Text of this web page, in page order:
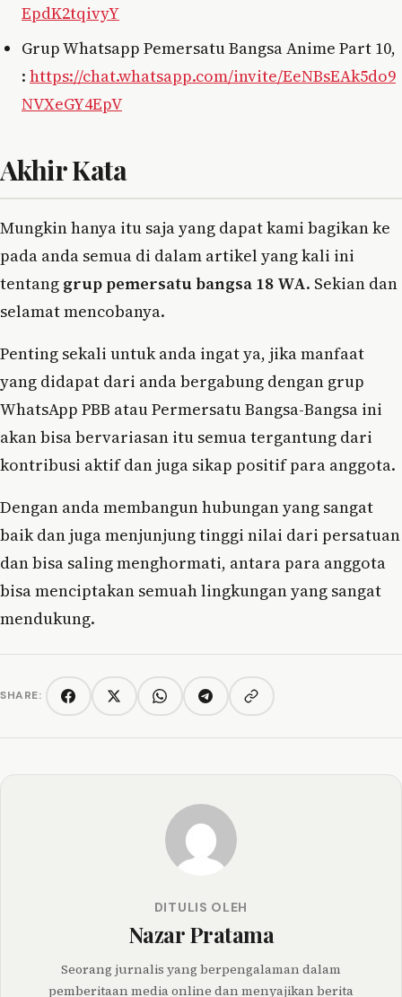
EpdK2tqivyY
Grup Whatsapp Pemersatu Bangsa Anime Part 10,
: https://chat.whatsapp.com/invite/EeNBsEAk5do9
NVXeGY4EpV
Akhir Kata
Mungkin hanya itu saja yang dapat kami bagikan ke
pada anda semua di dalam artikel yang kali ini
tentang grup pemersatu bangsa 18 WA. Sekian dan
selamat mencobanya.
Penting sekali untuk anda ingat ya, jika manfaat
yang didapat dari anda bergabung dengan grup
WhatsApp PBB atau Permersatu Bangsa-Bangsa ini
akan bisa bervariasan itu semua tergantung dari
kontribusi aktif dan juga sikap positif para anggota.
Dengan anda membangun hubungan yang sangat
baik dan juga menjunjung tinggi nilai dari persatuan
dan bisa saling menghormati, antara para anggota
bisa menciptakan semuah lingkungan yang sangat
mendukung.
SHARE: FacebookTwitter/XWhatsAppTelegramCopy link
DITULIS OLEH
Nazar Pratama
Seorang jurnalis yang berpengalaman dalam
pemberitaan media online dan menyajikan berita